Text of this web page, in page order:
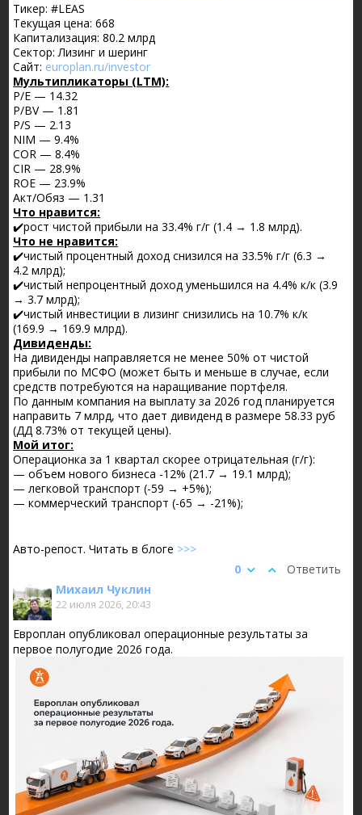
Тикер: #LEAS
Текущая цена: 668
Капитализация: 80.2 млрд
Сектор: Лизинг и шеринг
Сайт: europlan.ru/investor
Мультипликаторы (LTM):
P/E — 14.32
P/BV — 1.81
P/S — 2.13
NIM — 9.4%
COR — 8.4%
CIR — 28.9%
ROE — 23.9%
Акт/Обяз — 1.31
Что нравится:
✔️рост чистой прибыли на 33.4% г/г (1.4 → 1.8 млрд).
Что не нравится:
✔️чистый процентный доход снизился на 33.5% г/г (6.3 →
4.2 млрд);
✔️чистый непроцентный доход уменьшился на 4.4% к/к (3.9
→ 3.7 млрд);
✔️чистый инвестиции в лизинг снизились на 10.7% к/к
(169.9 → 169.9 млрд).
Дивиденды:
На дивиденды направляется не менее 50% от чистой
прибыли по МСФО (может быть и меньше в случае, если
средств потребуются на наращивание портфеля.
По данным компания на выплату за 2026 год планируется
направить 7 млрд, что дает дивиденд в размере 58.33 руб
(ДД 8.73% от текущей цены).
Мой итог:
Операционка за 1 квартал скорее отрицательная (г/г):
— объем нового бизнеса -12% (21.7 → 19.1 млрд);
— легковой транспорт (-59 → +5%);
— коммерческий транспорт (-65 → -21%);
Авто-репост. Читать в блоге >>>
Ответить
0
Михаил Чуклин
22 июля 2026, 20:43
Европлан опубликовал операционные результаты за
первое полугодие 2026 года.